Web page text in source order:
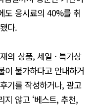
도 응시료의 40%를 취
다.
의 상품, 세일 · 특가상
이 불가하다고 안내하거
기를 작성하거나, 광고
않고 ‘베스트, 추천,